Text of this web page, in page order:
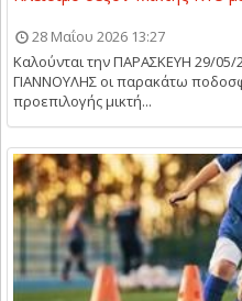
28 Μαΐου 2026 13:27
Καλούνται την ΠΑΡΑΣΚΕΥΗ 29/
ΓΙΑΝΝΟΥΛΗΣ οι παρακάτω
προεπιλογής μικτή...